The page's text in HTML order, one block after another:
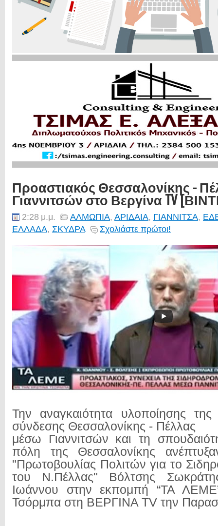
Προαστιακός Θεσσαλονίκης -
Γιαννιτσών στο Βεργίνα TV
2:28 μ.μ. ΑΛΜΩΠΙΑ, ΑΡΙΔΑΙΑ, ΓΙΑΝΝΙΤΣΑ,
ΕΛΛΑΔΑ, ΣΚΥΔΡΑ Σχολιάστε πρώτοι!
Την αναγκαιότητα υλοποίησης της
σύνδεσης Θεσσαλονίκης - Πέλλας
μέσω Γιαννιτσών και τη
πόλη της Θεσσαλονίκης
"Πρωτοβουλίας Πολιτών για το
του Ν.Πέλλας" Βόλτσης
Ιωάννου στην εκπομπή “ΤΑ ΛΕΜΕ”
Τσόρμπα στη ΒΕΡΓΙΝΑ TV την